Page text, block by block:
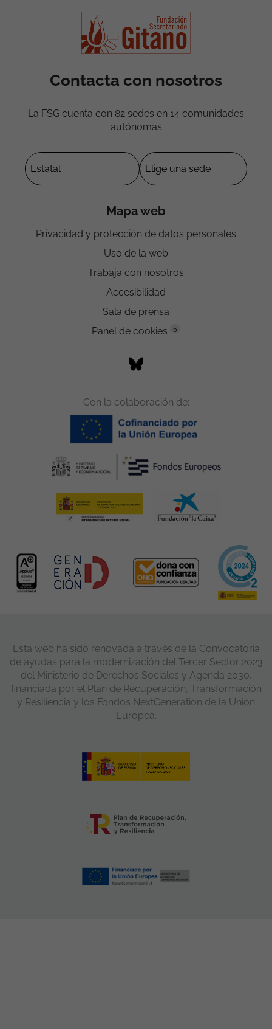
Contacta con nosotros
La FSG cuenta con 82 sedes en 14 comunidades
autónomas
Mapa web
Privacidad y protección de datos personales
Uso de la web
Trabaja con nosotros
Accesibilidad
Sala de prensa
Panel de cookies
5
Con la colaboración de:
Esta web ha sido renovada a través de la Convocatoria
de ayudas para la modernización del Tercer Sector 2023
del Ministerio de Derechos Sociales y Agenda 2030,
financiada por el Plan de Recuperación, Transformación
y Resiliencia y los Fondos NextGeneration de la Unión
Europea.